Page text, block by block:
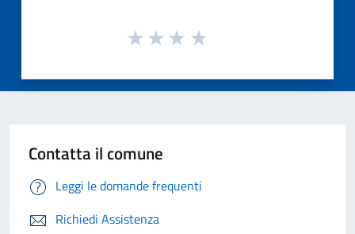
Contatta il comune
Leggi le domande frequenti
Richiedi Assistenza